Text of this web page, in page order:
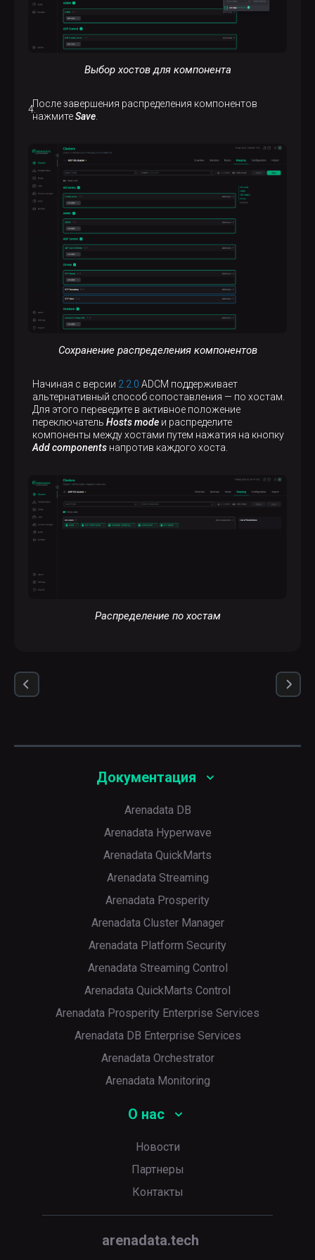
Выбор хостов для компонента
После завершения распределения компонентов
нажмитеSave
Сохранение распределения компонентов
Начиная с версии 2.2.0 ADCM поддерживает
альтернативный способ сопоставления — по хостам.
Для этого переведите в активное положение
переключатель Hosts mode и распределите
компоненты между хостами путем нажатия на кнопку
Add components напротив каждого хоста.
Распределение по хостам
Документация
Arenadata DB
Arenadata Hyperwave
Arenadata QuickMarts
Arenadata Streaming
Arenadata Prosperity
Arenadata Cluster Manager
Arenadata Platform Security
Arenadata Streaming Control
Arenadata QuickMarts Control
Arenadata Prosperity Enterprise Services
Arenadata DB Enterprise Services
Arenadata Orchestrator
Arenadata Monitoring
О нас
Новости
Партнеры
Контакты
arenadata.tech